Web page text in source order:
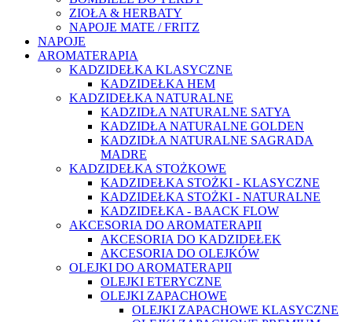
ZIOŁA & HERBATY
NAPOJE MATE / FRITZ
NAPOJE
AROMATERAPIA
KADZIDEŁKA KLASYCZNE
KADZIDEŁKA HEM
KADZIDEŁKA NATURALNE
KADZIDŁA NATURALNE SATYA
KADZIDŁA NATURALNE GOLDEN
KADZIDŁA NATURALNE SAGRADA
MADRE
KADZIDEŁKA STOŻKOWE
KADZIDEŁKA STOŻKI - KLASYCZNE
KADZIDEŁKA STOŻKI - NATURALNE
KADZIDEŁKA - BAACK FLOW
AKCESORIA DO AROMATERAPII
AKCESORIA DO KADZIDEŁEK
AKCESORIA DO OLEJKÓW
OLEJKI DO AROMATERAPII
OLEJKI ETERYCZNE
OLEJKI ZAPACHOWE
OLEJKI ZAPACHOWE KLASYCZNE